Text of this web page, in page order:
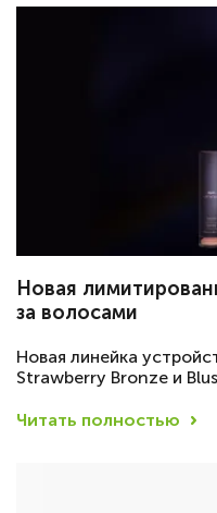
Новая
за волосами
Новая линейка
Strawberry Bronze и
Читать полностью